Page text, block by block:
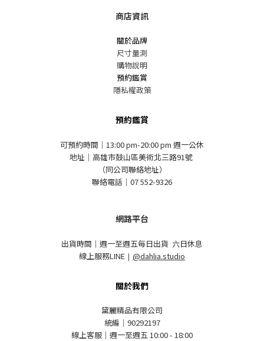
商店資訊
關於品牌
尺寸量測
購物說明
預約鑑賞
隱私權政策
預約鑑賞
可預約時間｜13:00 pm-20:00 pm 週一公休
地址｜高雄市鼓山區美術北三路91號
（同公司聯絡地址）
聯絡電話｜07 552-9326
網路平台
出貨時間｜週一至週五每日出貨 六日休息
線上服務LINE ｜ @dahlia.studio
關於我們
黛麗精品有限公司
統編｜90292197
線上客服｜週一至週五 10:00 - 18:00